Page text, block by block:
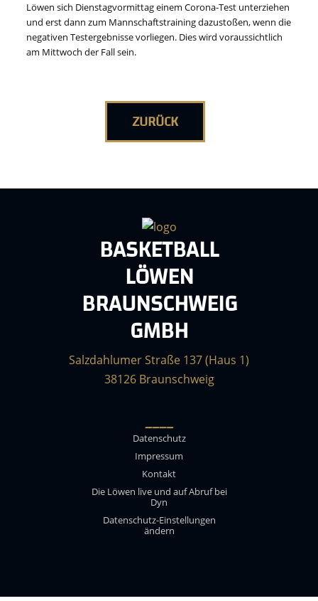
Löwen sich Dienstagvormittag einem Corona-Test unterziehen
und erst dann zum Mannschaftstraining dazustoßen, wenn die
negativen Testergebnisse vorliegen. Dies wird voraussichtlich
am Mittwoch der Fall sein.
ZURÜCK
BASKETBALL
LÖWEN
BRAUNSCHWEIG
GMBH
Salzdahlumer Straße 137 (Haus 1)
38126 Braunschweig
____
Datenschutz
Impressum
Kontakt
Die Löwen live und auf Abruf bei
Dyn
Datenschutz-Einstellungen
ändern